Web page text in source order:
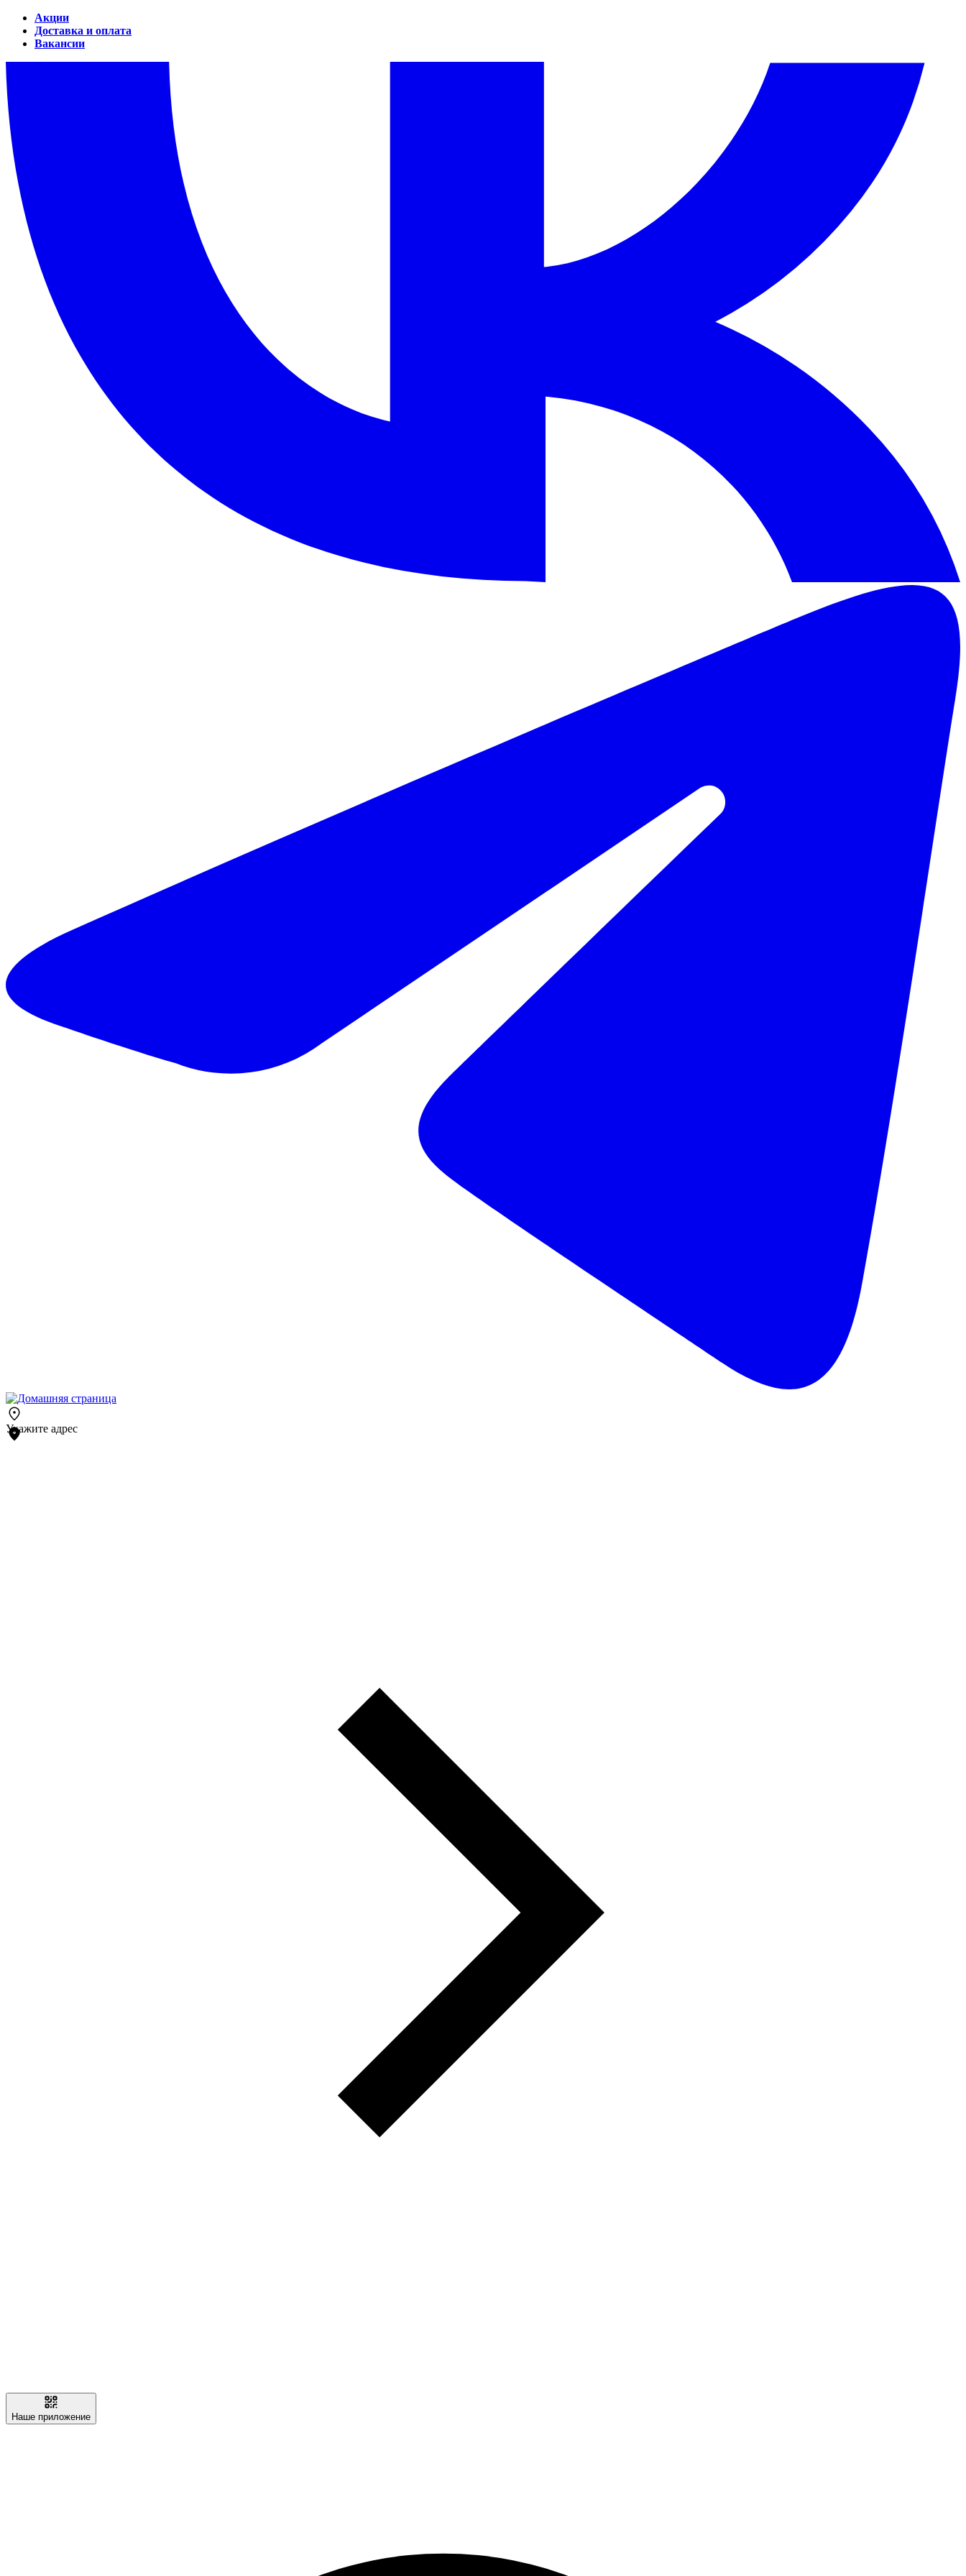
Акции
Доставка и оплата
Вакансии
Укажите адрес
Наше приложение